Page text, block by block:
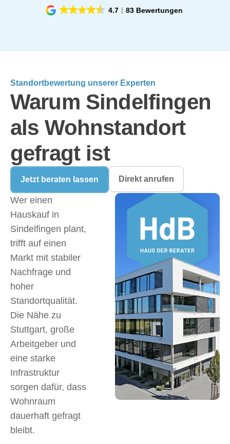
4.7 83 Bewertungen
Standortbewertung unserer Experten
Warum Sindelfingen
als Wohnstandort
gefragt ist
Jetzt beraten lassen Direkt anrufen
Wer einen
Hauskauf in
Sindelfingen plant,
trifft auf einen
Markt mit stabiler
Nachfrage und
hoher
Standortqualität.
Die Nähe zu
Stuttgart, große
Arbeitgeber und
eine starke
Infrastruktur
sorgen dafür, dass
Wohnraum
dauerhaft gefragt
bleibt.